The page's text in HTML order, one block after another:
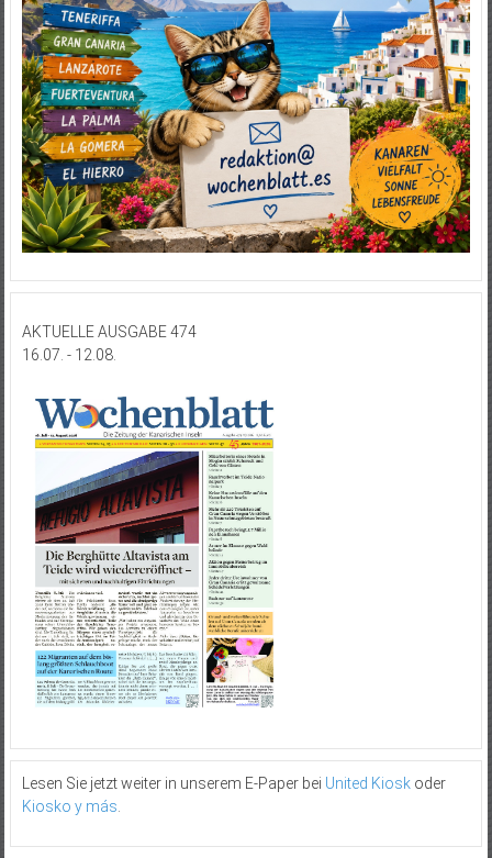
AKTUELLE AUSGABE 474
16.07. - 12.08.
Lesen Sie jetzt weiter in unserem E-Paper bei United Kioskoder
Kiosko y más.